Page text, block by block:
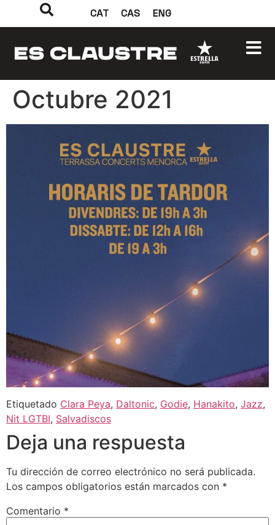
CAT CAS ENG
Octubre 2021
Etiquetado Clara Peya, Daltonic, Godie, Hanakito, Jazz,
Nit LGTBI, Salvadiscos
Deja una respuesta
Tu dirección de correo electrónico no será publicada.
Los campos obligatorios están marcados con *
Comentario *